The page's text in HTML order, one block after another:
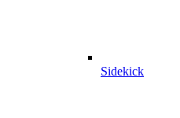
Sidekick